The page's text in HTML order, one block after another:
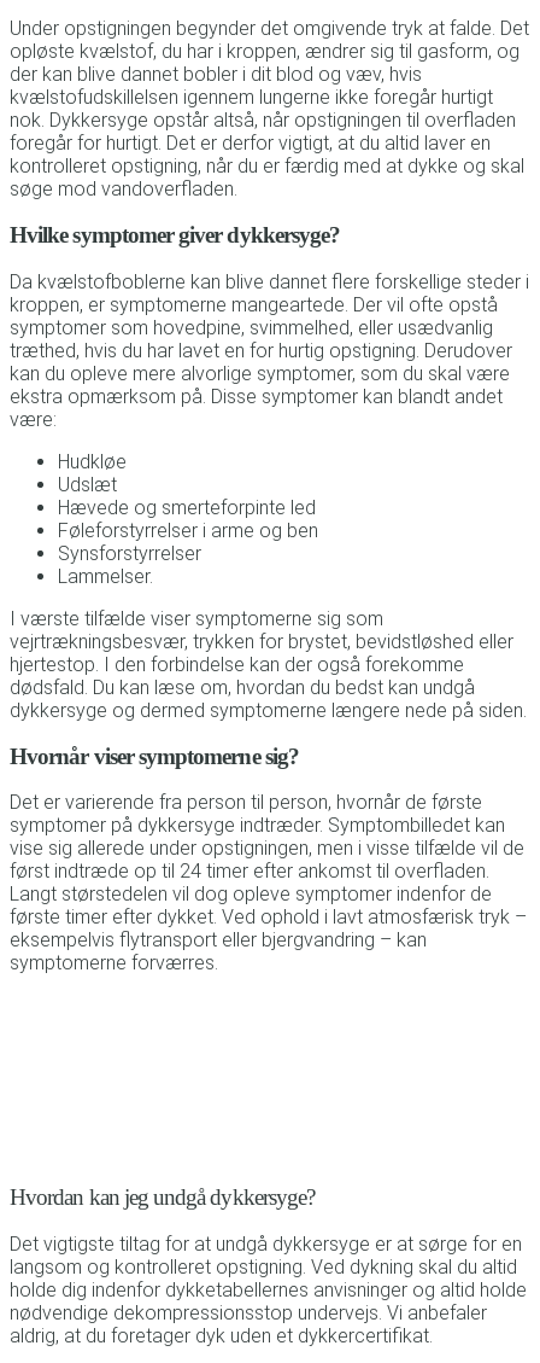
Under opstigningen begynder det omgivende tryk at falde. Det
opløste kvælstof, du har i kroppen, ændrer sig til gasform, og
der kan blive dannet bobler i dit blod og væv, hvis
kvælstofudskillelsen igennem lungerne ikke foregår hurtigt
nok. Dykkersyge opstår altså, når opstigningen til overfladen
foregår for hurtigt. Det er derfor vigtigt, at du altid laver en
kontrolleret opstigning, når du er færdig med at dykke og skal
søge mod vandoverfladen.
Hvilke symptomer giver dykkersyge?
Da kvælstofboblerne kan blive dannet flere forskellige steder i
kroppen, er symptomerne mangeartede. Der vil ofte opstå
symptomer som hovedpine, svimmelhed, eller usædvanlig
træthed, hvis du har lavet en for hurtig opstigning. Derudover
kan du opleve mere alvorlige symptomer, som du skal være
ekstra opmærksom på. Disse symptomer kan blandt andet
være:
Hudkløe
Udslæt
Hævede og smerteforpinte led
Føleforstyrrelser i arme og ben
Synsforstyrrelser
Lammelser.
I værste tilfælde viser symptomerne sig som
vejrtrækningsbesvær, trykken for brystet, bevidstløshed eller
hjertestop. I den forbindelse kan der også forekomme
dødsfald. Du kan læse om, hvordan du bedst kan undgå
dykkersyge og dermed symptomerne længere nede på siden.
Hvornår viser symptomerne sig?
Det er varierende fra person til person, hvornår de første
symptomer på dykkersyge indtræder. Symptombilledet kan
vise sig allerede under opstigningen, men i visse tilfælde vil de
først indtræde op til 24 timer efter ankomst til overfladen.
Langt størstedelen vil dog opleve symptomer indenfor de
første timer efter dykket. Ved ophold i lavt atmosfærisk tryk –
eksempelvis flytransport eller bjergvandring – kan
symptomerne forværres.
Hvordan kan jeg undgå dykkersyge?
Det vigtigste tiltag for at undgå dykkersyge er at sørge for en
langsom og kontrolleret opstigning. Ved dykning skal du altid
holde dig indenfor dykketabellernes anvisninger og altid holde
nødvendige dekompressionsstop undervejs. Vi anbefaler
aldrig, at du foretager dyk uden et dykkercertifikat.